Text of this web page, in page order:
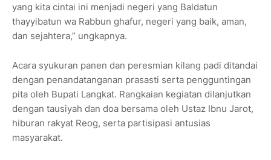
yang kita cintai ini menjadi negeri yang Baldatun
thayyibatun wa Rabbun ghafur, negeri yang baik, aman,
dan sejahtera,” ungkapnya.
Acara syukuran panen dan peresmian kilang padi ditandai
dengan penandatanganan prasasti serta pengguntingan
pita oleh Bupati Langkat. Rangkaian kegiatan dilanjutkan
dengan tausiyah dan doa bersama oleh Ustaz Ibnu Jarot,
hiburan rakyat Reog, serta partisipasi antusias
masyarakat.